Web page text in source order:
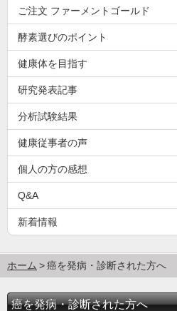
ご注文 ファーメントゴールド
酵素選びのポイント
健康体を目指す
研究発表記事
分析試験結果
健康従事者の声
個人の方の感想
Q&A
新着情報
ホーム 癌を発病・診断された方へ
癌を発病・診断された方へ